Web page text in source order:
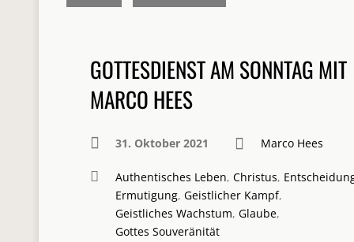
GOTTESDIENST AM SONNTAG MIT
MARCO HEES
31. Oktober 2021 Marco Hees
Authentisches Leben, Christus,
Ermutigung, Geistlicher Kampf,
Geistliches Wachstum, Glaube,
Gottes Souveränität